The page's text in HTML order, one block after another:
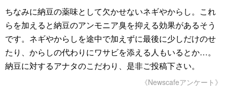
ちなみに納豆の薬味として欠かせないネギやからし。これ
らを加えると納豆のアンモニア臭を抑える効果があるそう
です。ネギやからしを途中で加えずに最後に少しだけのせ
たり、からしの代わりにワサビを添える人もいるとか…。
納豆に対するアナタのこだわり、是非ご投稿下さい。
《Newscafeアンケート》